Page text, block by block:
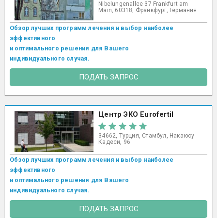
Nibelungenallee 37 Frankfurt am
Main, 60318, Франкфурт, Германия
Обзор лучших программ лечения и выбор наиболее
эффективного
и оптимального решения для Вашего
индивидуального случая.
ПОДАТЬ ЗАПРОС
Центр ЭКО Eurofertil
34662, Турция, Стамбул, Накаюсу
Кадеси, 96
Обзор лучших программ лечения и выбор наиболее
эффективного
и оптимального решения для Вашего
индивидуального случая.
ПОДАТЬ ЗАПРОС